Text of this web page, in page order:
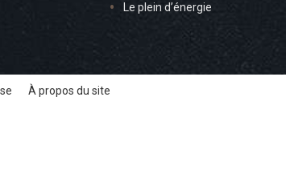
Le plein d’énergie
À propos du site